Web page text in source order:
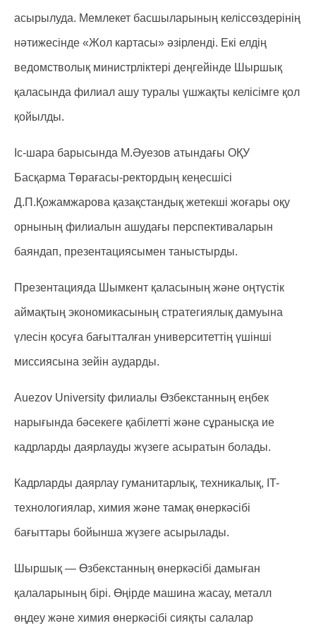
асырылуда. Мемлекет басшыларының келіссөздерінің
нәтижесінде «Жол картасы» әзірленді. Екі елдің
ведомстволық министрліктері деңгейінде Шыршық
қаласында филиал ашу туралы үшжақты келісімге қол
қойылды.
Іс-шара барысында М.Әуезов атындағы ОҚУ
Басқарма Төрағасы-ректордың кеңесшісі
Д.П.Қожамжарова қазақстандық жетекші жоғары оқу
орнының филиалын ашудағы перспективаларын
баяндап, презентациясымен таныстырды.
Презентацияда Шымкент қаласының және оңтүстік
аймақтың экономикасының стратегиялық дамуына
үлесін қосуға бағытталған университеттің үшінші
миссиясына зейін аударды.
Auezov University филиалы Өзбекстанның еңбек
нарығында бәсекеге қабілетті және сұранысқа ие
кадрларды даярлауды жүзеге асыратын болады.
Кадрларды даярлау гуманитарлық, техникалық, IT-
технологиялар, химия және тамақ өнеркәсібі
бағыттары бойынша жүзеге асырылады.
Шыршық — Өзбекстанның өнеркәсібі дамыған
қалаларының бірі. Өңірде машина жасау, металл
өңдеу және химия өнеркәсібі сияқты салалар